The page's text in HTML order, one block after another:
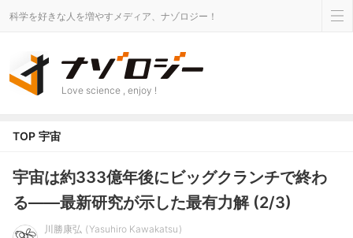
科学を好きな人を増やすメディア、ナゾロジー！
Love science , enjoy !
TOP 宇宙
宇宙は約333億年後にビッグクランチで終わ
る――最新研究が示した最有力解 (2/3)
川勝康弘
Yasuhiro Kawakatsu